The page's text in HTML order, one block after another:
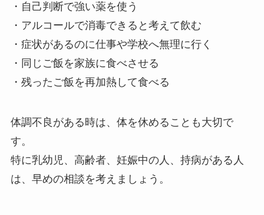
・自己判断で強い薬を使う
・アルコールで消毒できると考えて飲む
・症状があるのに仕事や学校へ無理に行く
・同じご飯を家族に食べさせる
・残ったご飯を再加熱して食べる
体調不良がある時は、体を休めることも大切で
す。
特に乳幼児、高齢者、妊娠中の人、持病がある人
は、早めの相談を考えましょう。